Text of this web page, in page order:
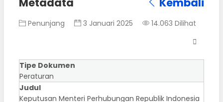
Penunjang 3 Januari 2025 14.063 Dilihat
Tipe Dokumen
Peraturan
Judul
Keputusan Menteri Perhubungan Republik Indonesia